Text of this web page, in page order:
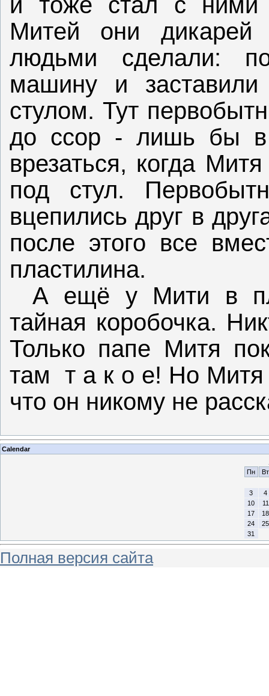
Митей они дикарей
людьми сделали:
машину и
стулом. Тут
до ссор - лишь бы в
врезаться, когда
под стул.
вцепились друг в
после этого все
пластилина.
А ещё у Мити в
тайная коробочка.
Только папе Митя
там
т а к о е! Но Митя
что он никому не
Calendar
Пн
Вт
3
4
10
11
17
18
24
25
31
Полная версия сайта